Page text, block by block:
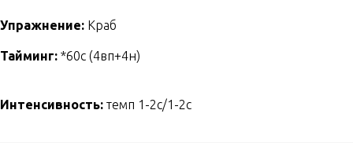
Упражнение: Краб
Тайминг: *60с (4вп+4н)
Интенсивность: темп 1-2с/1-2с